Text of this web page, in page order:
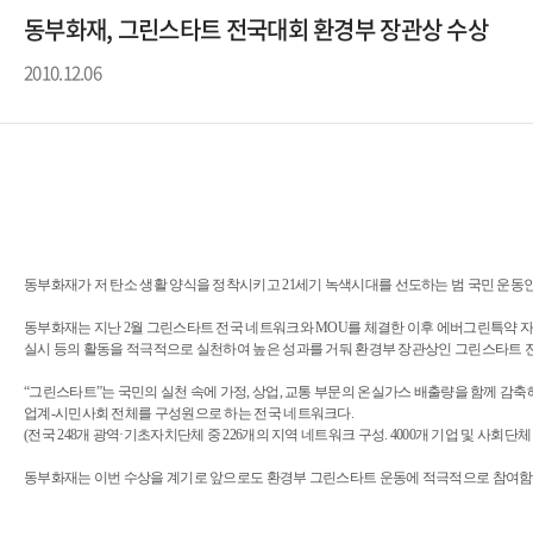
동부화재, 그린스타트 전국대회 환경부 장관상 수상
2010.12.06
동부화재가 저 탄소 생활 양식을 정착시키고 21세기 녹색시대를 선도하는 범 국민 운
동부화재는 지난 2월 그린스타트 전국 네트워크와 MOU를 체결한 이후 에버그린특약
실시 등의 활동을 적극적으로 실천하여 높은 성과를 거둬 환경부 장관상인 그린스타트
“그린스타트”는 국민의 실천 속에 가정, 상업, 교통 부문의 온실가스 배출량을 함께 감
업계-시민사회 전체를 구성원으로 하는 전국 네트워크다.
(전국 248개 광역·기초자치단체 중 226개의 지역 네트워크 구성. 4000개 기업 및 사회단
동부화재는 이번 수상을 계기로 앞으로도 환경부 그린스타트 운동에 적극적으로 참여